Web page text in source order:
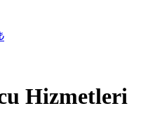
Hizmetleri